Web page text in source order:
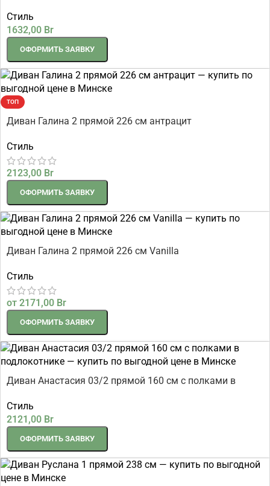
Стиль
1632,00 Br
ОФОРМИТЬ ЗАЯВКУ
ТОП
Диван Галина 2 прямой 226 см антрацит
Стиль
2123,00 Br
ОФОРМИТЬ ЗАЯВКУ
Диван Галина 2 прямой 226 см Vanilla
Стиль
от 2171,00 Br
ОФОРМИТЬ ЗАЯВКУ
Диван Анастасия 03/2 прямой 160 см с полками в
Стиль
2121,00 Br
ОФОРМИТЬ ЗАЯВКУ